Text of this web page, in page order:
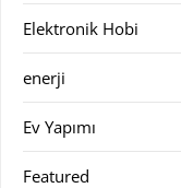
Elektronik Hobi
enerji
Ev Yapımı
Featured